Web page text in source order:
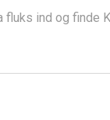
ind og finde